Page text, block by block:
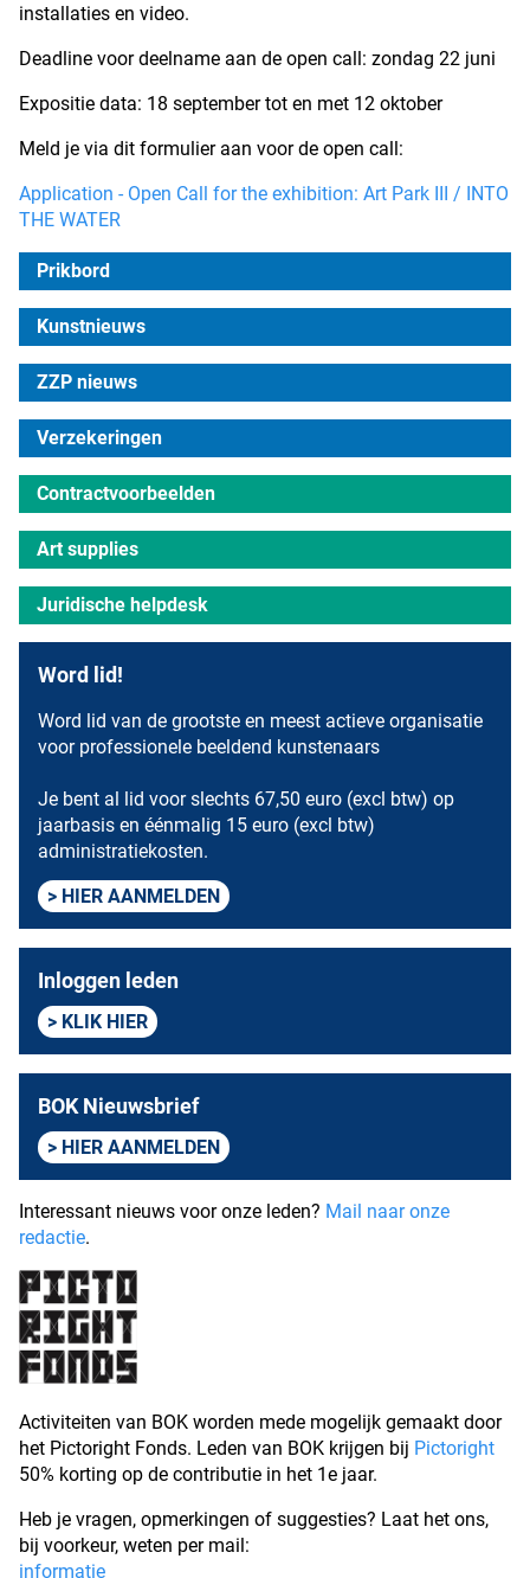
installaties en video.
Deadline voor deelname aan de open call: zondag 22 juni
Expositie data: 18 september tot en met 12 oktober
Meld je via dit formulier aan voor de open call:
Application - Open Call for the exhibition: Art Park III / INTO
THE WATER
Prikbord
Kunstnieuws
ZZP nieuws
Verzekeringen
Contractvoorbeelden
Art supplies
Juridische helpdesk
Word lid!
Word lid van de grootste en meest actieve organisatie
voor professionele beeldend kunstenaars
Je bent al lid voor slechts 67,50 euro (excl btw) op
jaarbasis en éénmalig 15 euro (excl btw)
administratiekosten.
HIER AANMELDEN
Inloggen leden
KLIK HIER
BOK Nieuwsbrief
HIER AANMELDEN
Interessant nieuws voor onze leden? Mail naar onze
redactie.
Activiteiten van BOK worden mede mogelijk gemaakt door
het Pictoright Fonds. Leden van BOK krijgen bij Pictoright
50% korting op de contributie in het 1e jaar.
Heb je vragen, opmerkingen of suggesties? Laat het ons,
bij voorkeur, weten per mail:
informatie